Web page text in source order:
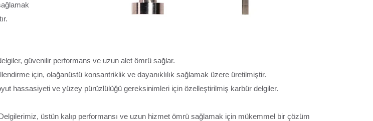
güvenilir performans ve uzun alet ömrü sağlar.
için, olağanüstü konsantriklik ve dayanıklılık sağlamak üzere üretilmiştir.
hassasiyeti ve yüzey pürüzlülüğü gereksinimleri için özelleştirilmiş karbür delgiler.
üstün kalıp performansı ve uzun hizmet ömrü sağlamak için mükemmel bir çözüm